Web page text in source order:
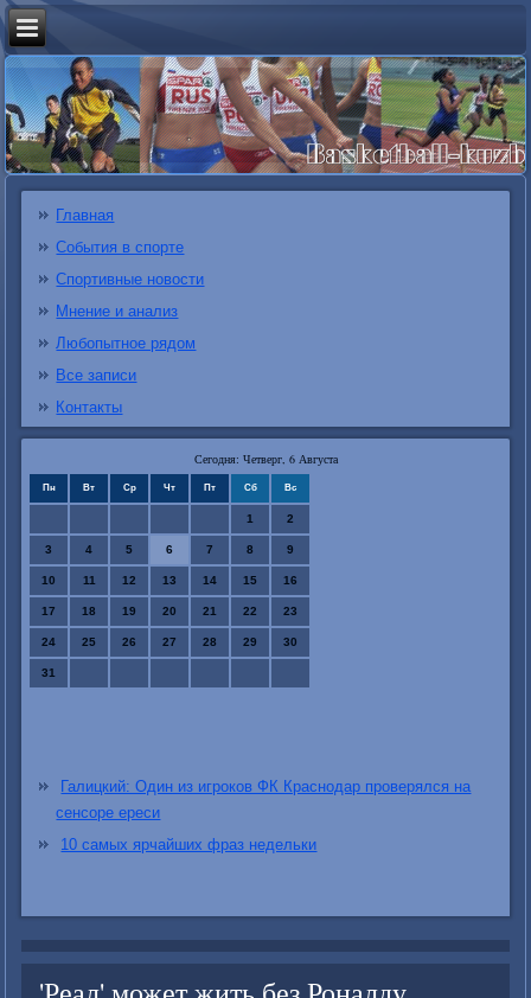
Главная
События в спорте
Спортивные новости
Мнение и анализ
Любопытное рядом
Все записи
Контакты
Сегодня: Четверг, 6 Августа
Пн Вт Ср Чт Пт Сб Вс
1 2
3 4 5 6 7 8 9
10 11 12 13 14 15 16
17 18 19 20 21 22 23
24 25 26 27 28 29 30
31
Галицкий: Один из игроков ФК Краснодар проверялся на
сенсоре ереси
10 самых ярчайших фраз недельки